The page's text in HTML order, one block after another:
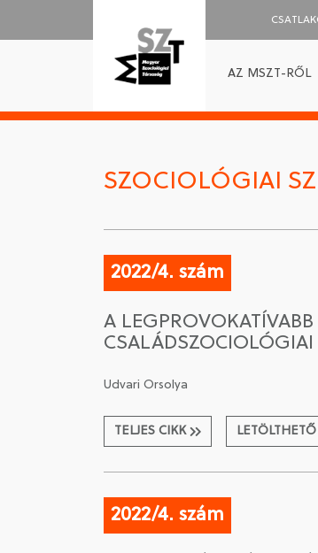
AZ MSZT-RŐL
SZOCIOLÓGIAI
2022/4. szám
A
Udvari Orsolya
TELJES CIKK
2022/4. szám